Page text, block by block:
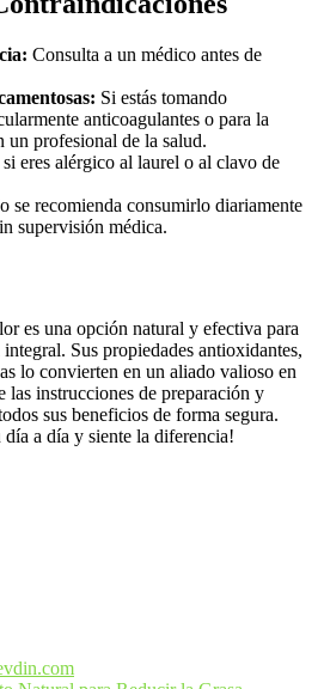
Consulta a un médico antes de
Si estás tomando
anticoagulantes o para la
un profesional de la salud.
eres alérgico al laurel o al clavo de
se recomienda consumirlo diariamente
supervisión médica.
es una opción natural y efectiva para
Sus propiedades antioxidantes,
lo convierten en un aliado valioso en
las instrucciones de preparación y
sus beneficios de forma segura.
día a día y siente la diferencia!